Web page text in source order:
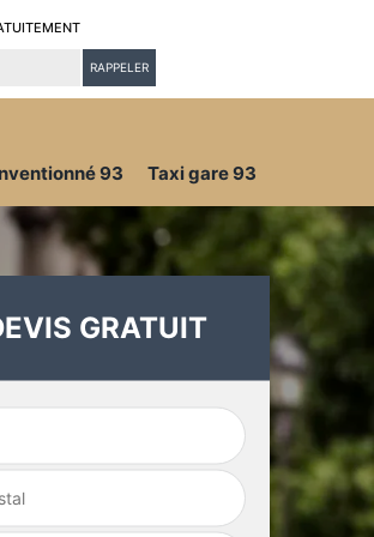
93 Taxi gare 93
93
Taxi conventionné
93
GRATUIT